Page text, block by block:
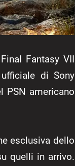
Fantasy VII
di Sony
PSN americano
esclusiva dello
quelli in arrivo.